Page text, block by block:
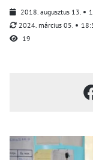
2018. augusztus 13.
2024. március 05.
19